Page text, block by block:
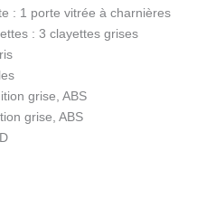
: 1 porte vitrée à charnières
: 3 clayettes grises
grise, ABS
grise, ABS